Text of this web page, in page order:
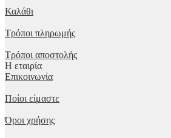
Καλάθι
Τρόποι πληρωμής
Τρόποι αποστολής
Η εταιρία
Επικοινωνία
Ποίοι είμαστε
Όροι χρήσης